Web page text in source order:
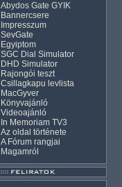
Abydos Gate GYIK
Bannercsere
Impresszum
SevGate
Egyiptom
SGC Dial Simulator
DHD Simulator
Rajongói teszt
Csillagkapu levlista
MacGyver
Könyvajánló
Videoajánló
In Memoriam TV3
Az oldal története
A Fórum rangjai
Magamról